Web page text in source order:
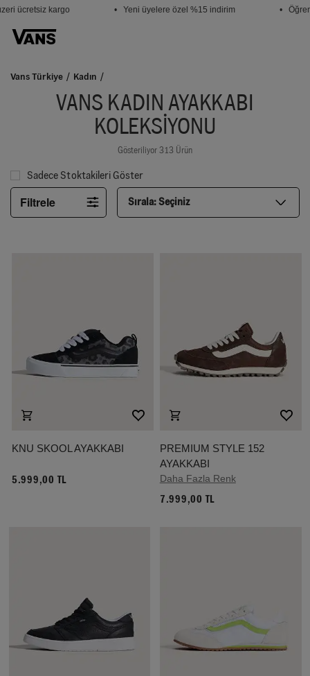
ücretsiz kargo • Yeni üyelere özel %15 indirim •
Vans Türkiye Kadın
VANS KADIN AYAKKABI
KOLEKSIYONU
Gösteriliyor 313 Ürün
Sadece Stoktakileri Göster
Filtrele Sırala:Seçiniz
KNU SKOOL AYAKKABI
5.999,00 TL
PREMIUM STYLE 152
AYAKKABI
Daha Fazla Renk
7.999,00 TL